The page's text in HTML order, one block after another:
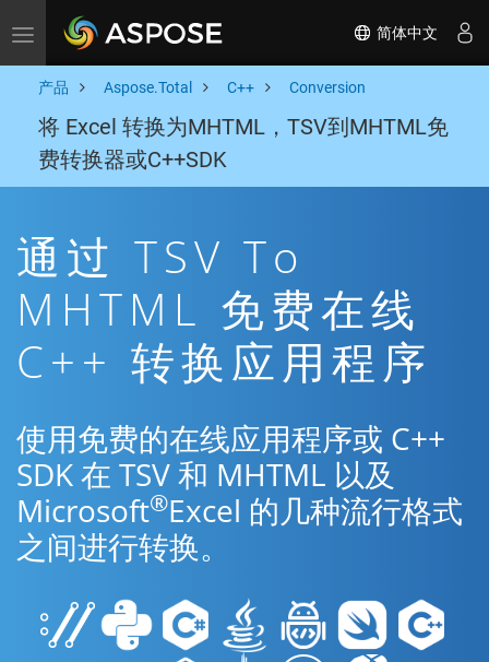
Toggle navigation 简体中文
产品 Aspose.Total C++ Conversion
将 Excel 转换为MHTML，TSV到MHTML免
费转换器或C++SDK
通过 TSV To
MHTML 免费在线
C++ 转换应用程序
使用免费的在线应用程序或 C++
SDK 在 TSV 和 MHTML 以及
Microsoft®Excel 的几种流行格式
之间进行转换。